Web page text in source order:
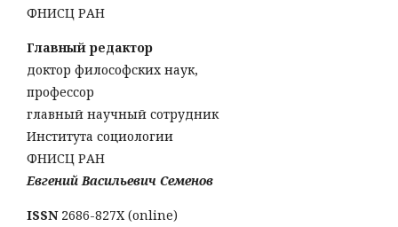
ФНИСЦ РАН
Главный редактор
доктор философских наук,
профессор
главный научный сотрудник
Института социологии
ФНИСЦ РАН
Евгений Васильевич Семенов
ISSN 2686-827X (online)